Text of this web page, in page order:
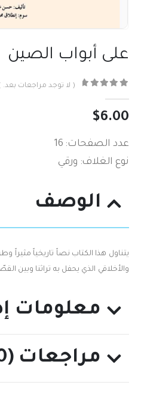
على أبواب الصين
( لا توجد مراجعات بعد.
$6.00
عدد الصفحات: 16
نوع الغلاف: ورقي
الوصف
يتناول هذا الكتاب نصاً‮ ‬تاريخياً‮ ‬مثيراً‮
‬والأخلاقي‮ ‬الذي‮ ‬يحفل به تراثنا وبين
معلومات
مراجعات (0)